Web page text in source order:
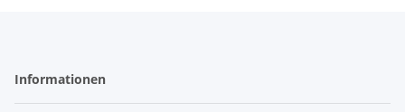
Informationen